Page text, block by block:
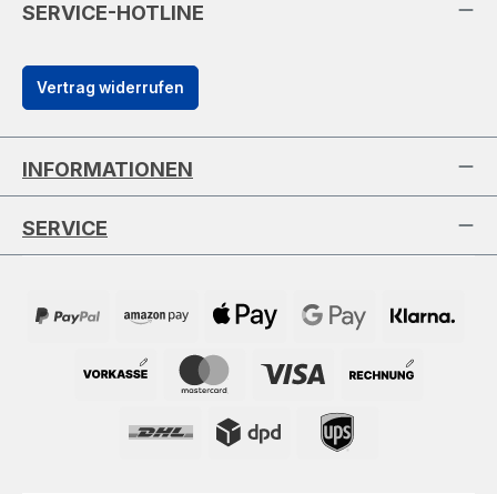
SERVICE-HOTLINE
Vertrag widerrufen
INFORMATIONEN
SERVICE